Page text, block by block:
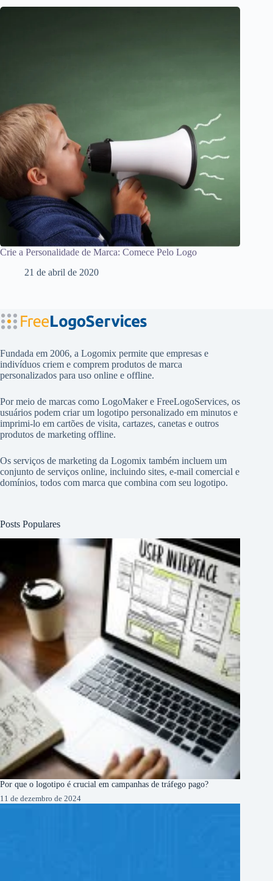
Crie a Personalidade de Marca: Comece Pelo Logo
21 de abril de 2020
Fundada em 2006, a Logomix permite que empresas e
indivíduos criem e comprem produtos de marca
personalizados para uso online e offline.
Por meio de marcas como LogoMakere FreeLogoServices, os
usuários podem criar um logotipo personalizado em minutos e
imprimi-lo em cartões de visita, cartazes, canetas e outros
produtos de marketing offline.
Os serviços de marketing da Logomix também incluem um
conjunto de serviços online, incluindo sites, e-mail comercial e
domínios, todos com marca que combina com seu logotipo.
Posts Populares
Por que o logotipo é crucial em campanhas de tráfego pago?
11 de dezembro de 2024